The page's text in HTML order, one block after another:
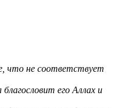
что не соответствует
его Аллах и